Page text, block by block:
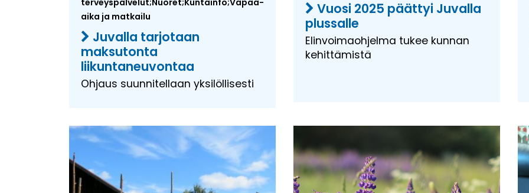
terveyspalvelut;Nuoret;Kuntainfo;Vapaa-
aika ja matkailu
Juvalla tarjotaan
maksutonta
liikuntaneuvontaa
Ohjaus suunnitellaan yksilöllisesti
Vuosi 2025 päättyi Juvalla
plussalle
Elinvoimaohjelma tukee kunnan
kehittämistä